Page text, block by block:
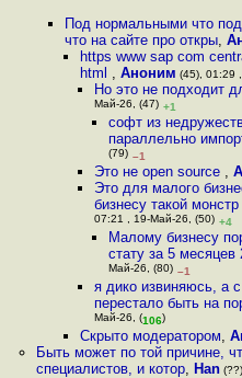
Под нормальными что
что на сайте про откры,
https www sap com
html , Аноним (45), 01:29
Но это не подходит
Май-26, (47) +1
софт из
параллельно
(79) –1
Это не open source ,
Это для малого
бизнесу такой
07:21 , 19-Май-26, (50) +4
Малому бизнесу
стату за 5 месяцев
Май-26, (80) –1
я дико извиняюсь, а
перестало быть на
Май-26, (106)
Скрыто модератором,
Быть может по той причине,
специалистов, и котор, Han